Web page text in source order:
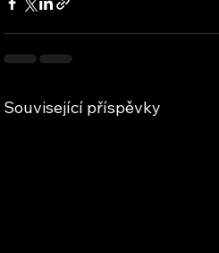
Související příspěvky